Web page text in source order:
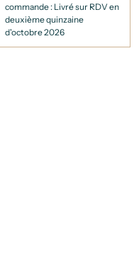
commande : Livré sur RDV en
deuxième quinzaine
d'octobre 2026